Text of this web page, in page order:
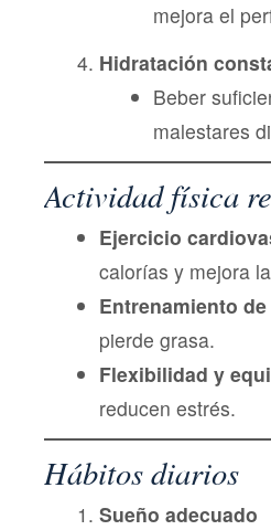
mejora el
Hidratación
Beber
malestares
Actividad física
Ejercicio
calorías y mejora
Entrenamiento
pierde grasa.
Flexibilidad y
reducen estrés.
Hábitos diarios
Sueño adecuado